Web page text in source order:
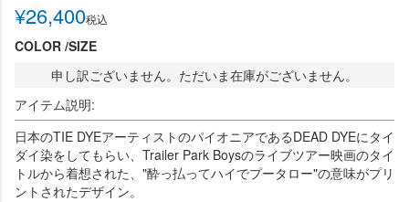
¥26,400税込
COLOR SIZE
申し訳ございません。ただいま在庫がございません。
アイテム説明:
日本のTIE DYEアーティストのパイオニアであるDEAD DYEにタイ
ダイ染をしてもらい、Trailer Park Boysのライブツアー映画のタイ
トルから着想された、"酔っ払ってハイでプータロー"の意味がプリ
ントされたデザイン。